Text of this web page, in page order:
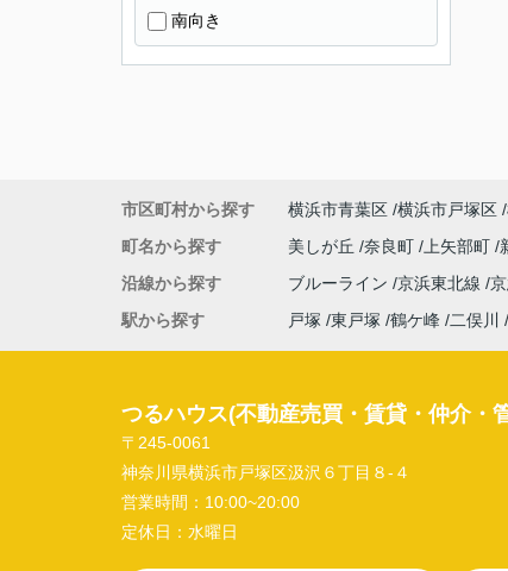
南向き
市区町村から探す 横浜市青葉区 横浜市戸塚区
町名から探す
美しが丘 奈良町 上矢部町
沿線から探す
ブルーライン 京浜東北線
駅から探す
戸塚 東戸塚 鶴ケ峰 二俣川
つるハウス(不動産売買・賃貸・仲介・
〒245-0061
神奈川県横浜市戸塚区汲沢６丁目８-４
営業時間： 10:00~20:00
定休日： 水曜日